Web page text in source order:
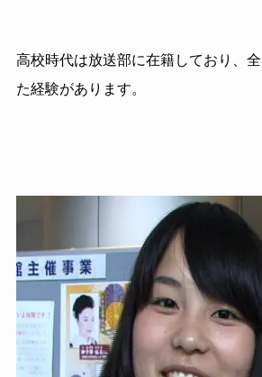
高校時代は放送部に在籍しており、
た経験があります。